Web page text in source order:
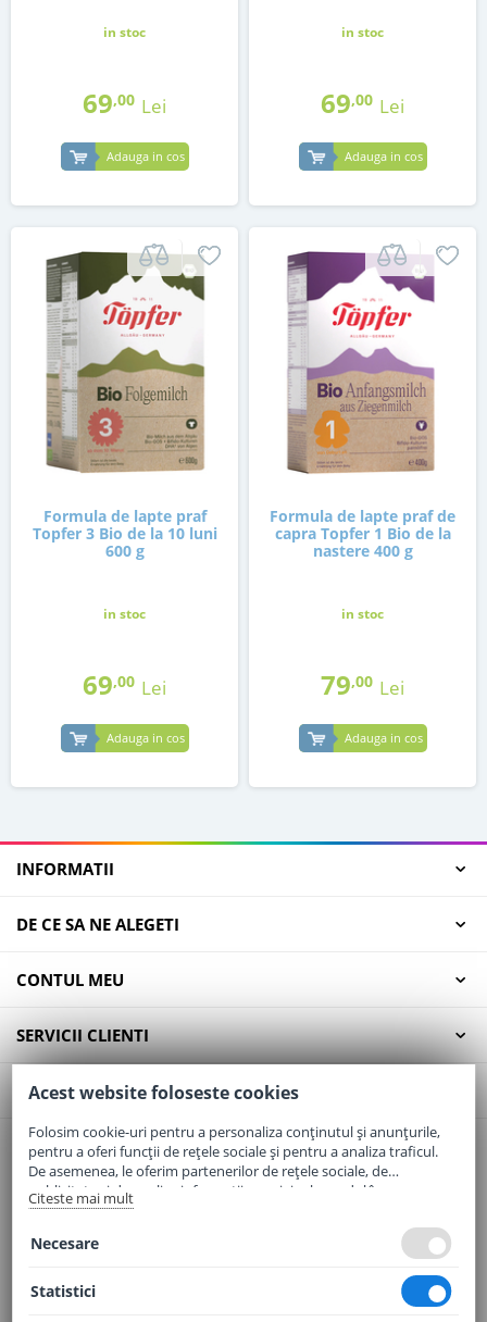
in stoc
69,00 Lei
Adauga in cos
in stoc
69,00 Lei
Adauga in cos
Formula de lapte praf
Topfer 3 Bio de la 10 luni
600 g
in stoc
69,00 Lei
Adauga in cos
Formula de lapte praf de
capra Topfer 1 Bio de la
nastere 400 g
in stoc
79,00 Lei
Adauga in cos
INFORMATII
DE CE SA NE ALEGETI
CONTUL MEU
SERVICII CLIENTI
CONTACT
Email:office@elaptepraf.ro
Telefon:0745-964-449
Adresa:Sos. Borsului, Nr. 20, Oradea, Jud. Bihor
Acest website foloseste cookies
Folosim cookie-uri pentru a personaliza conținutul și anunțurile,
pentru a oferi funcții de rețele sociale și pentru a analiza traficul.
De asemenea, le oferim partenerilor de rețele sociale, de
publicitate și de analize informații cu privire la modul în care
folosiți site-ul nostru. Aceștia le pot combina cu alte informații
Citeste mai mult
Necesare
Statistici